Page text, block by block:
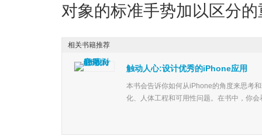
对象的标准手势加以区分
触动人心:设计优秀的iPhone应用
本书会告诉你如何从iPhone的角度来思考
化、人体工程和可用性问题。在书中，你
相关书籍推荐